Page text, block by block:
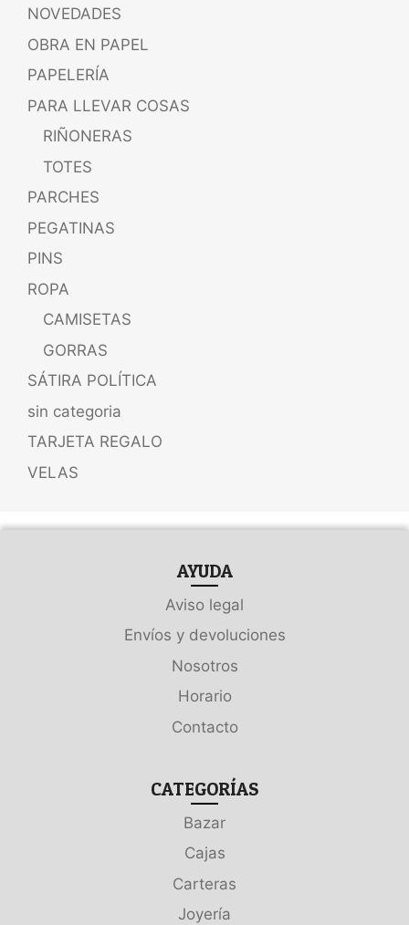
NOVEDADES
OBRA EN PAPEL
PAPELERÍA
PARA LLEVAR COSAS
RIÑONERAS
TOTES
PARCHES
PEGATINAS
PINS
ROPA
CAMISETAS
GORRAS
SÁTIRA POLÍTICA
sin categoria
TARJETA REGALO
VELAS
AYUDA
Aviso legal
Envíos y devoluciones
Nosotros
Horario
Contacto
CATEGORÍAS
Bazar
Cajas
Carteras
Joyería